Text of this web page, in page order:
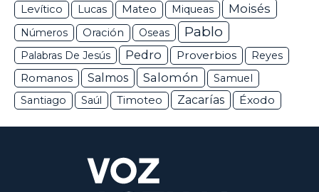
Levítico
Lucas Mateo Miqueas Moisés
Números Oración Oseas Pablo
Palabras De Jesús Pedro Proverbios Reyes
Romanos Salmos Salomón
Samuel
Santiago
Saúl Timoteo Zacarías Éxodo